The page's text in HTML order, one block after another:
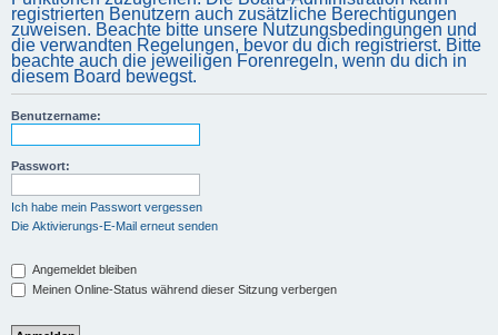
registrierten Benutzern auch zusätzliche Berechtigungen
zuweisen. Beachte bitte unsere Nutzungsbedingungen und
die verwandten Regelungen, bevor du dich registrierst. Bitte
beachte auch die jeweiligen Forenregeln, wenn du dich in
diesem Board bewegst.
Benutzername:
Passwort:
Ich habe mein Passwort vergessen
Die Aktivierungs-E-Mail erneut senden
Angemeldet bleiben
Meinen Online-Status während dieser Sitzung verbergen